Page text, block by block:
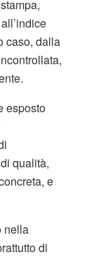
caso, dalla
esposto
qualità,
e
nella
di